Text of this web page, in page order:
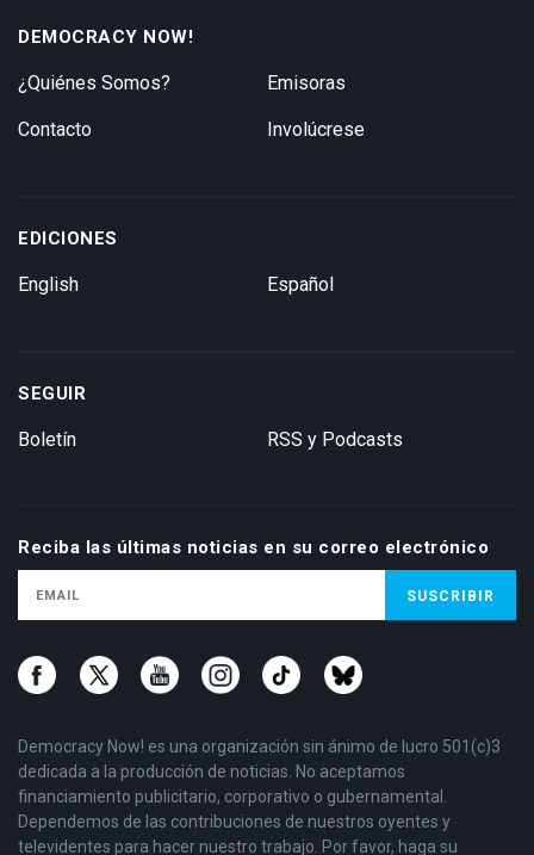
DEMOCRACY NOW!
¿Quiénes Somos?
Contacto
Emisoras
Involúcrese
EDICIONES
English Español
SEGUIR
Boletín RSS y Podcasts
Reciba las últimas noticias en su correo electrónico
Democracy Now! es una organización sin ánimo de lucro 501(c)3
dedicada a la producción de noticias. No aceptamos
financiamiento publicitario, corporativo o gubernamental.
Dependemos de las contribuciones de nuestros oyentes y
televidentes para hacer nuestro trabajo. Por favor, haga su